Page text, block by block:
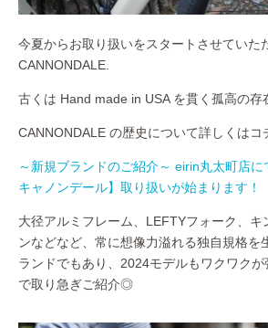
今夏からお取り扱いをスタートさせていた
CANNONDALE.
古くは Hand made in USA を貫く孤高の存
CANNONDALE の歴史について詳しくはコ
～新規ブランドのご紹介～ eirin丸太町店
キャノンデール】取り扱いが始まります！
大径アルミフレーム、LEFTYフォーク、キ
ンなどなど、常に想像力溢れる独自規格を
ランドでもあり、2024モデルもワクワク
で取り急ぎご紹介◎